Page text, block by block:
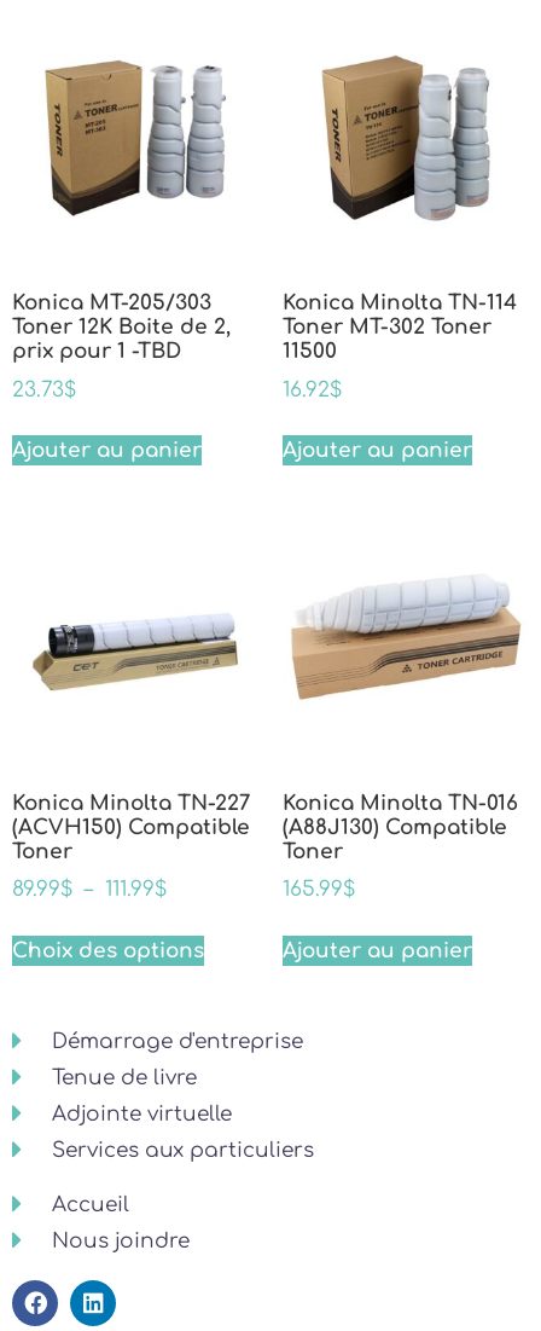
Konica MT-205/303
Toner 12K Boite de 2,
prix pour 1 -TBD
23.73$
Ajouter au panier
Konica Minolta TN-114
Toner MT-302 Toner
11500
16.92$
Ajouter au panier
Konica Minolta TN-227
(ACVH150) Compatible
Toner
89.99$ – 111.99$
Choix des options
Konica Minolta TN-016
(A88J130) Compatible
Toner
165.99$
Ajouter au panier
Démarrage d'entreprise
Tenue de livre
Adjointe virtuelle
Services aux particuliers
Accueil
Nous joindre